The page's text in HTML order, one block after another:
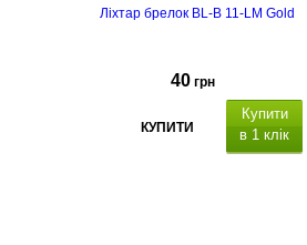
Ліхтар брелок BL-B 11-LM Gold
40 грн
КУПИТИ
Купити
в 1 клік